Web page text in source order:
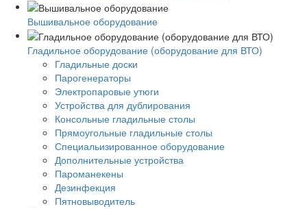
Вышивальное оборудование
Гладильное оборудование (оборудование для ВТО)
Гладильные доски
Парогенераторы
Электропаровые утюги
Устройства для дублирования
Консольные гладильные столы
Прямоугольные гладильные столы
Специальизированное оборудование
Дополнительные устройства
Пароманекены
Дезинфекция
Пятновыводитель